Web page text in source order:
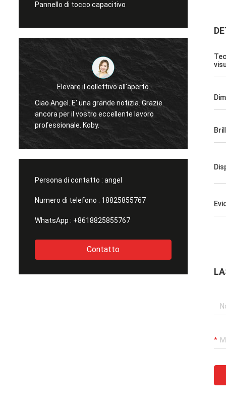
Pannello di tocco capacitivo
inkotech
Sì, abbiamo iniziato a usare anche i
display rotondi, ora li stiamo verificando e
testando con il nostro prodotto.Se ci sono
domandeTi faro' sapere. La qualità del
display è eccellente e sembra davvero di
Persona di contatto : angel
Numero di telefono : 18825855767
WhatsApp : +8618825855767
Contatto